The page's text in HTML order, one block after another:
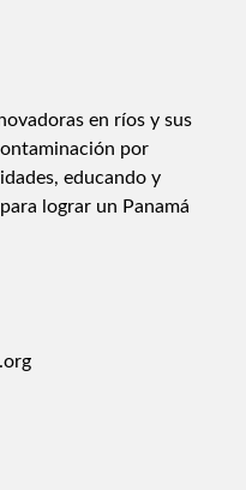
en ríos y sus
por
educando y
lograr un Panamá